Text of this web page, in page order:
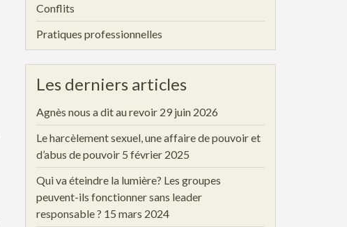
Conflits
Pratiques professionnelles
Les derniers articles
Agnès nous a dit au revoir 29 juin 2026
Le harcèlement sexuel, une affaire de pouvoir et
d’abus de pouvoir 5 février 2025
Qui va éteindre la lumière? Les groupes
peuvent-ils fonctionner sans leader
responsable ? 15 mars 2024